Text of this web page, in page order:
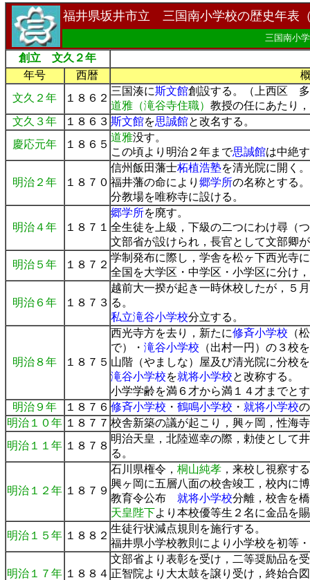
福井県坂井市立 三国南小学校の歴史年表
三国南小
創立 文久２年
年号
西暦
文久２年
１８６２
三国湊に斯文館創設する。（上西区
道雅（滝谷寺住職） 教授の任にあたり，
文久３年
１８６３ 斯文館を思誠館と改名する。
慶応元年
１８６５
道雅没す。
この頃より明治２年まで思誠館は中絶
明治２年 １８７０
信州飯田藩士柘植浩塾を清光院に開く
福井藩の命により 郷学所の名称とする。
分教場を唯称寺に設ける。
明治４年 １８７１
郷学所を廃す。
全生徒を上級，下級の二つにわけ尋（
文部省が設けられ，長官として文部卿
明治５年
１８７２
学制発布に際し，学舎を松ヶ下西光寺
全国を大学区・中学区・小学区に分け
明治６年 １８７３
越前大一揆が起き一時休校したが，５
る。
私立滝谷小学校分立する。
明治８年 １８７５
西光寺方を去り，新たに修斉小学校 （
で）・ 滝谷小学校 （出村一円）の３校
山階（やましな）屋及び清光院に分校
滝谷小学校を就将小学校と改称する。
小学学齢を満６才から満１４才までと
明治９年
１８７６ 修斉小学校 ・ 鶴鳴小学校 ・ 就将小学校
明治１０年 １８７７ 校舎新築の議が起こり，興ヶ岡，性海
明治１１年 １８７８
明治天皇，北陸巡幸の際，勅使として
る。
明治１２年 １８７９
石川県権令， 桐山純孝，来校し視察す
興ヶ岡に五層八面の校舎竣工，校内に
教育令公布 就将小学校分離，校舎を
天皇陛下より本校優等生２名に金品を
明治１５年 １８８２
生徒行状減点規則を施行する。
福井県小学校教則により小学校を初等
明治１７年 １８８４
文部省より表彰を受け，二等奨励品を
正智院より大太鼓を譲り受け，終始合